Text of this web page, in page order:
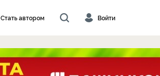
Стать автором Войти